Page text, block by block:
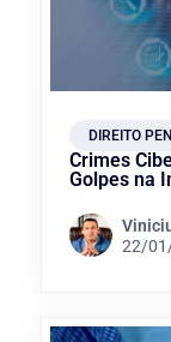
DIREITO
Crimes
Golpes na
22/